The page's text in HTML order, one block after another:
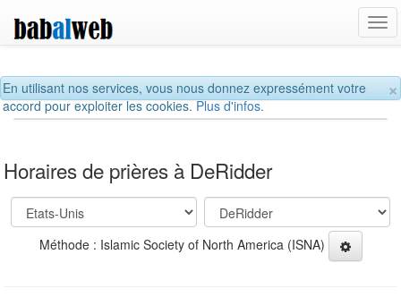
×
En utilisant nos services, vous nous donnez expressément votre
accord pour exploiter les cookies.Plus d'infos.
Horaires de prières à DeRidder
Méthode : Islamic Society of North America (ISNA)